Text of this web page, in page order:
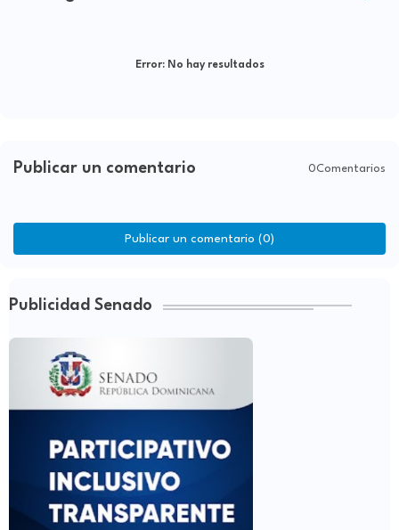
Error:No hay resultados
Publicar un comentario 0Comentarios
Publicar un comentario (0)
Publicidad Senado